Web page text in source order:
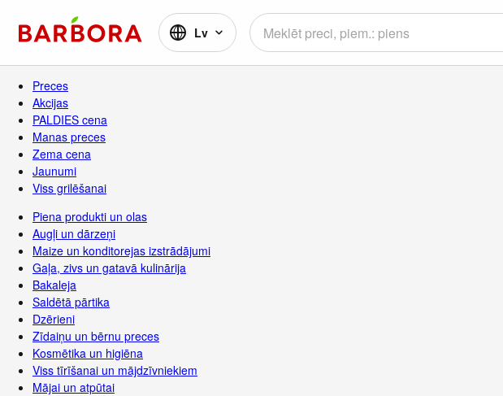
Lv
Preces
Akcijas
PALDIES cena
Manas preces
Zema cena
Jaunumi
Viss grilēšanai
Piena produkti un olas
Augļi un dārzeņi
Maize un konditorejas izstrādājumi
Gaļa, zivs un gatavā kulinārija
Bakaleja
Saldētā pārtika
Dzērieni
Zīdaiņu un bērnu preces
Kosmētika un higiēna
Viss tīrīšanai un mājdzīvniekiem
Mājai un atpūtai